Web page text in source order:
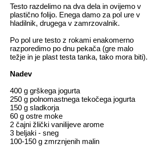
Testo razdelimo na dva dela in ovijemo v
plastično folijo. Enega damo za pol ure v
hladilnik, drugega v zamrzovalnik.
Po pol ure testo z rokami enakomerno
razporedimo po dnu pekača (gre malo
težje in je plast testa tanka, tako mora biti).
Nadev
400 g grškega jogurta
250 g polnomastnega tekočega jogurta
150 g sladkorja
60 g ostre moke
2 čajni žlički vanilijeve arome
3 beljaki - sneg
100-150 g zmrznjenih malin